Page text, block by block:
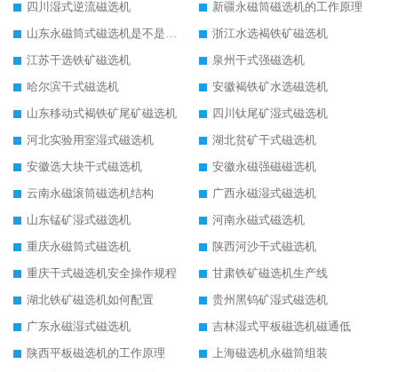
四川湿式逆流磁选机
新疆永磁筒磁选机的工作原理
山东永磁筒式磁选机是不是强磁
浙江水选褐铁矿磁选机
江苏干选铁矿磁选机
泉州干式强磁选机
哈尔滨干式磁选机
安徽褐铁矿水选磁选机
山东移动式褐铁矿尾矿磁选机
四川钛尾矿湿式磁选机
河北实验用室湿式磁选机
湖北贫矿干式磁选机
安徽选大块干式磁选机
安徽永磁强磁磁选机
云南永磁滚筒磁选机结构
广西永磁湿式磁选机
山东锰矿湿式磁选机
河南永磁式磁选机
重庆永磁筒式磁选机
陕西河沙干式磁选机
重庆干式磁选机安全操作规程
甘肃铁矿磁选机生产线
湖北铁矿磁选机如何配置
贵州黑钨矿湿式磁选机
广东永磁湿式磁选机
吉林湿式平板磁选机磁通低
陕西平板磁选机的工作原理
上海磁选机永磁筒组装